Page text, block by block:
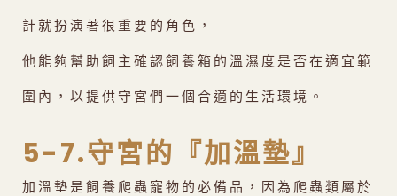
計就扮演著很重要的角色，
他能夠幫助飼主確認飼養箱的溫濕度是否在適宜範
圍內，以提供守宮們一個合適的生活環境。
5-7.守宮的『加溫墊』
加溫墊是飼養爬蟲寵物的必備品，因為爬蟲類屬於